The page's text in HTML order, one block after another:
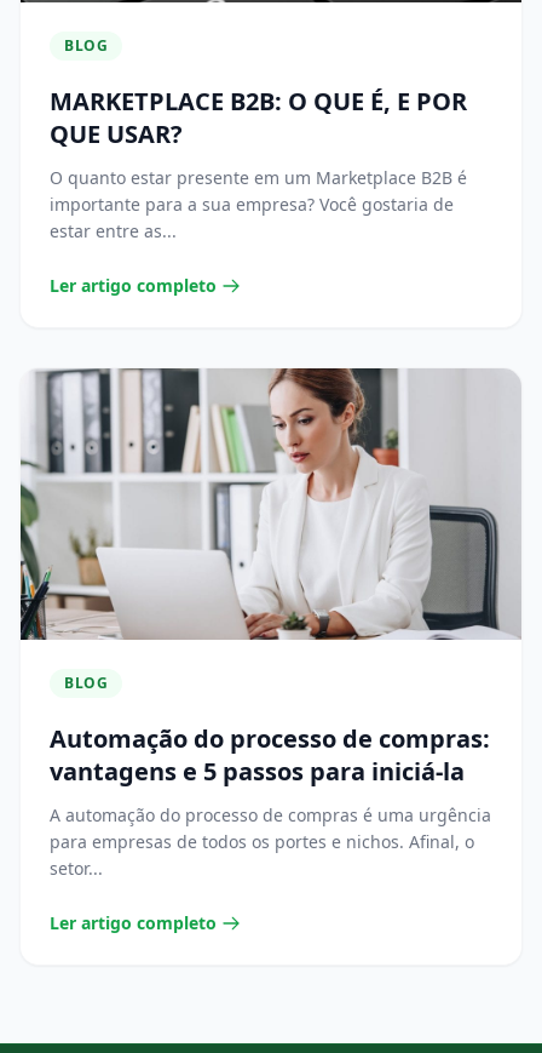
BLOG
MARKETPLACE B2B: O QUE É, E POR
QUE USAR?
O quanto estar presente em um Marketplace B2B é
importante para a sua empresa? Você gostaria de
estar entre as...
Ler artigo completo
BLOG
Automação do processo de compras:
vantagens e 5 passos para iniciá-la
A automação do processo de compras é uma urgência
para empresas de todos os portes e nichos. Afinal, o
setor...
Ler artigo completo